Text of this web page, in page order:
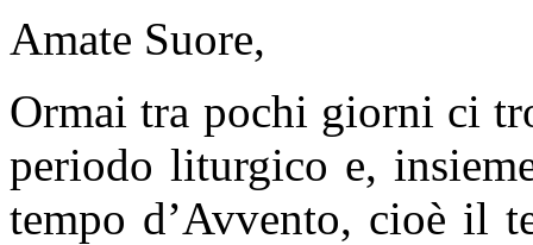
Amate Suore,
Ormai tra pochi giorni ci
periodo liturgico e,
tempo d’Avvento, cioè il